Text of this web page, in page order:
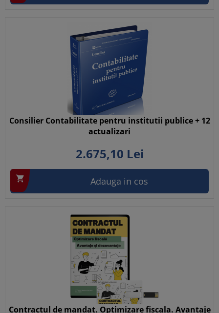
Consilier Contabilitate pentru institutii publice + 12
actualizari
2.675,10 Lei
 Adauga in cos
Contractul de mandat. Optimizare fiscala. Avantaje